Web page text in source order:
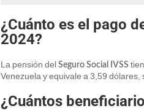
¿Cuánto es el pago
2024?
La pensión del Seguro Social IVSS
Venezuela y equivale a 3,59
¿Cuántos